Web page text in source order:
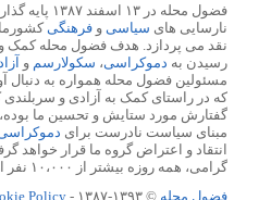
فضول محله در
نارسایی های سیاسی و فرهنگی
نقد می پردازد. هدف فضول محله کمک
رسیدن به دموکراسی، سکولارسم و
مسئولین فضول محله همواره به دنبال
که در راستای کمک به آزادی و
گفتارش مورد ستایش و تحسین ما بوده، و
مبنای سیاست نادرست برای
انتقاد و اعتراض گروه ما قرار خواهد
گرامی، همه روزه بیشتر از ۱۰،۰۰۰ نفر از این سایت دیدن می کنند.
فضول محله © ۱۳۹۳-۱۳۸۷ -
Policy